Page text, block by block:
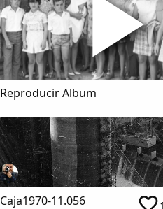
Reproducir Album
Caja1970-11.056 1